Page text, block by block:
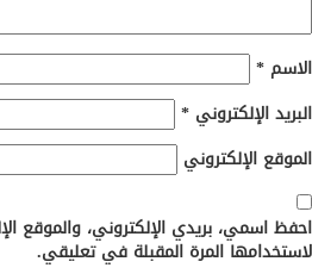
*
الإلكتروني*
الإلكتروني
بريدي الإلكتروني، والموقع
المرة المقبلة في تعليقي.